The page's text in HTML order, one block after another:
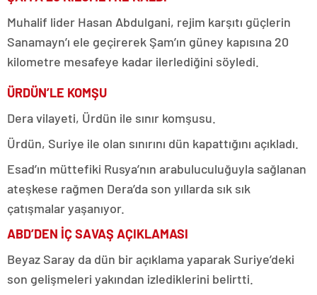
Muhalif lider Hasan Abdulgani, rejim karşıtı güçlerin
Sanamayn’ı ele geçirerek Şam’ın güney kapısına 20
kilometre mesafeye kadar ilerlediğini söyledi.
ÜRDÜN’LE KOMŞU
Dera vilayeti, Ürdün ile sınır komşusu.
Ürdün, Suriye ile olan sınırını dün kapattığını açıkladı.
Esad’ın müttefiki Rusya’nın arabuluculuğuyla sağlanan
ateşkese rağmen Dera’da son yıllarda sık sık
çatışmalar yaşanıyor.
ABD’DEN İÇ SAVAŞ AÇIKLAMASI
Beyaz Saray da dün bir açıklama yaparak Suriye’deki
son gelişmeleri yakından izlediklerini belirtti.